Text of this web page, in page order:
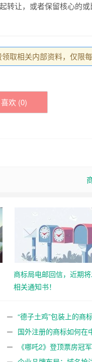
转让，或者保留核心的
取相关内部资料，仅限每
喜欢 (0)
商标局电邮回信，近期
相关通知书！
“德子土鸡”包装上的商标
国外注册的商标如何在
《哪吒2》登顶票房冠